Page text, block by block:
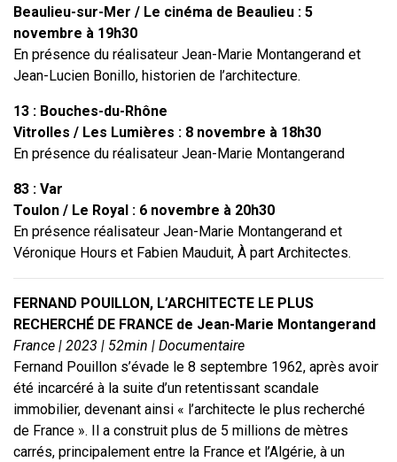
Beaulieu-sur-Mer / Le cinéma de Beaulieu : 5
novembre à 19h30
En présence du réalisateur Jean-Marie Montangerand et
Jean-Lucien Bonillo, historien de l’architecture.
13 : Bouches-du-Rhône
Vitrolles / Les Lumières : 8 novembre à 18h30
En présence du réalisateur Jean-Marie Montangerand
83 : Var
Toulon / Le Royal : 6 novembre à 20h30
En présence réalisateur Jean-Marie Montangerand et
Véronique Hours et Fabien Mauduit, À part Architectes.
FERNAND POUILLON, L’ARCHITECTE LE PLUS
RECHERCHÉ DE FRANCE de Jean-Marie Montangerand
France | 2023 | 52min | Documentaire
Fernand Pouillon s’évade le 8 septembre 1962, après avoir
été incarcéré à la suite d’un retentissant scandale
immobilier, devenant ainsi « l’architecte le plus recherché
de France ». Il a construit plus de 5 millions de mètres
carrés, principalement entre la France et l’Algérie, à un